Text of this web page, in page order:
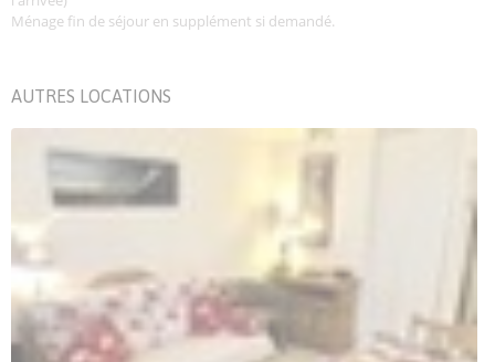
Ménage fin de séjour en supplément si demandé.
AUTRES LOCATIONS